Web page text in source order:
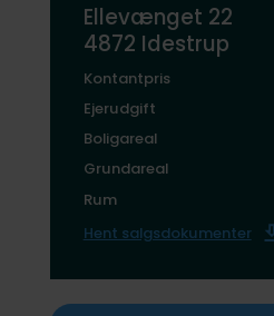
Ellevænget 22
4872 Idestrup
Kontantpris
Ejerudgift
Boligareal
Grundareal
Rum
Hent salgsdokumenter